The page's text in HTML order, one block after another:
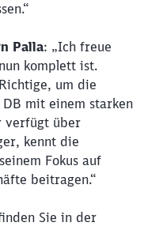
Palla: „Ich freue
komplett ist.
um die
mit einem starken
verfügt über
kennt die
Fokus auf
beitragen.“
Sie in der